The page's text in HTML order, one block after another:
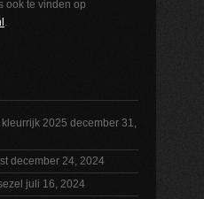
ook te vinden op
2025 december 31,
december 24, 2024
juli 16, 2024